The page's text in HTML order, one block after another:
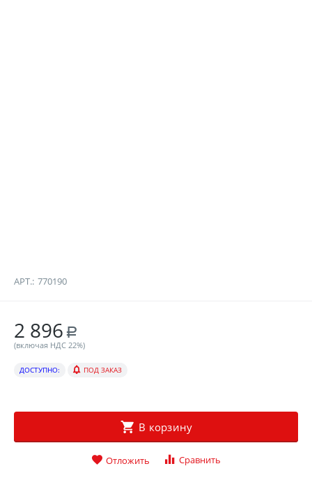
АРТ.: 770190
2 896 Р
(включая НДС 22%)
ДОСТУПНО: ПОД ЗАКАЗ
В корзину
Отложить Сравнить